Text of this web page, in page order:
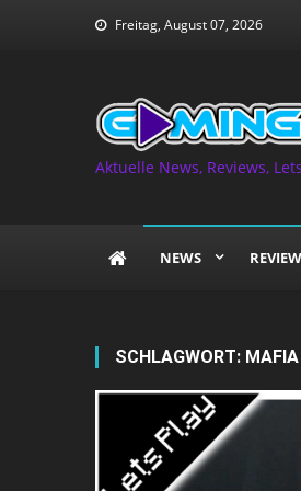
Freitag, August 07, 2026
Aktuelle News, Reviews,
NEWS
SCHLAGWORT: